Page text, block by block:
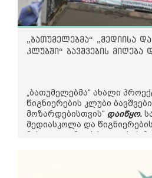
„ბათუმელებმა“ „მედიისა
კლუბში“ ბავშვების მიღება
„ბათუმელებმა“ ახალი
წიგნიერების კლუბი
მოზარდებისთვის“ დაიწყო.
მედიასკოლა და
მეხუთე და მეექვსე კლასის
მსმენელები თანამედროვე